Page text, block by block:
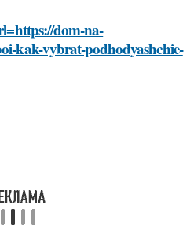
dom-na-
kak-vybrat-podhodyashchie-